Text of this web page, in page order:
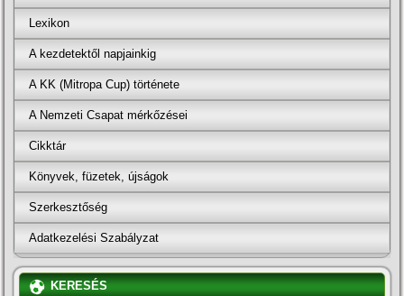
Lexikon
A kezdetektől napjainkig
A KK (Mitropa Cup) története
A Nemzeti Csapat mérkőzései
Cikktár
Könyvek, füzetek, újságok
Szerkesztőség
Adatkezelési Szabályzat
KERESÉS